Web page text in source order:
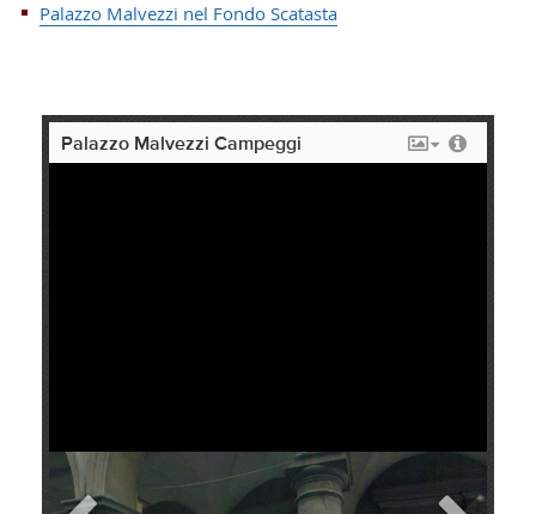
Palazzo Malvezzi nel Fondo Scatasta
Palazzo Malvezzi Campeggi